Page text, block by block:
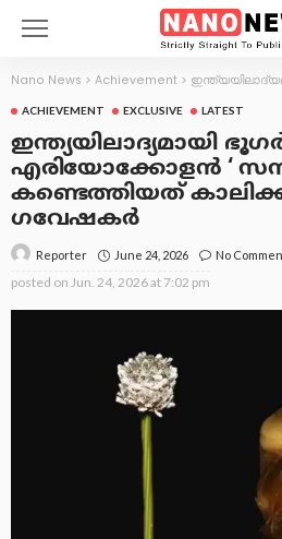
Nano News > Achievement > ഇന്ത്യയിലാദ്യമായി ഭൂഗർഭ
ACHIEVEMENT EXCLUSIVE LATEST
ഇന്ത്യയിലാദ്യമായി
എരിയോക്കോളൻ ‘
കണ്ടെത്തിയത്
ഗവേഷകർ
Reporter June 24, 2026 No
posted on Jun. 24, 2026 at 7:02 pm